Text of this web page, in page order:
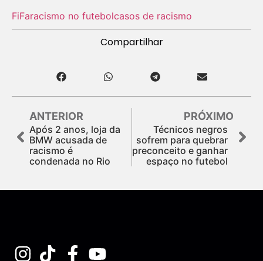
FiFaracismo no futebolcasos de racismo
Compartilhar
ANTERIOR
Após 2 anos, loja da
BMW acusada de
racismo é
condenada no Rio
PRÓXIMO
Técnicos negros
sofrem para quebrar
preconceito e ganhar
espaço no futebol